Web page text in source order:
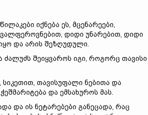
იქნება ეს, მცენარეები,
დიდი უნარებით, დიდი
და არის შეზღუდული.
შეიყვაროს იგი, როგორც თავისი
თავისუფალი ნებითა და
და ემსახუროს მას.
და ის ნეტარებები განეცადა, რაც